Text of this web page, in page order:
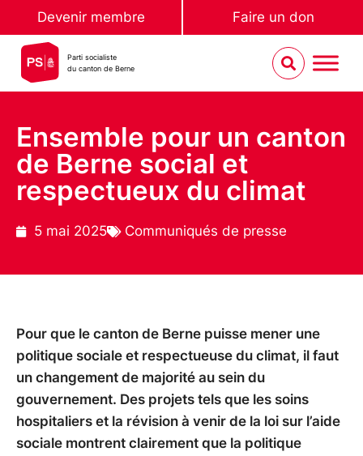
Devenir membre Faire un don
Parti socialiste
du canton de Berne
Ensemble pour un canton
de Berne social et
respectueux du climat
5 mai 2025 Communiqués de presse
Pour que le canton de Berne puisse mener une
politique sociale et respectueuse du climat, il faut
un changement de majorité au sein du
gouvernement. Des projets tels que les soins
hospitaliers et la révision à venir de la loi sur l’aide
sociale montrent clairement que la politique